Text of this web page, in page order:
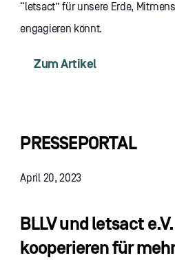
“letsact” für unsere Erde,
engagieren könnt.
Zum Artikel
PRESSEPORTAL
April 20, 2023
BLLV und letsact e.V.
kooperieren für